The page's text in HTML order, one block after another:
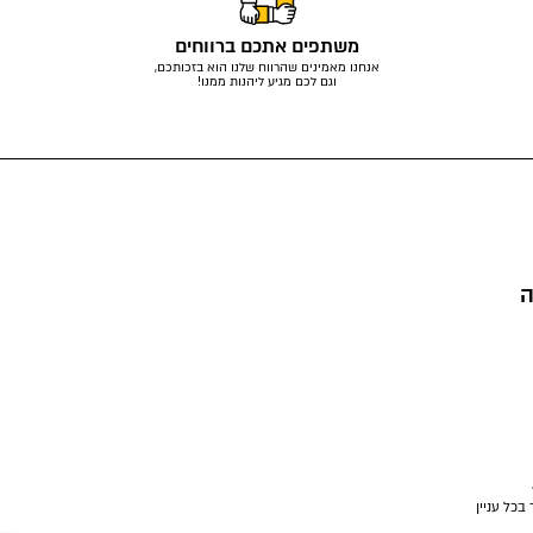
משתפים אתכם ברווחים
אנחנו מאמינים שהרווח שלנו הוא בזכותכם,
וגם לכם מגיע ליהנות ממנו!
עניין